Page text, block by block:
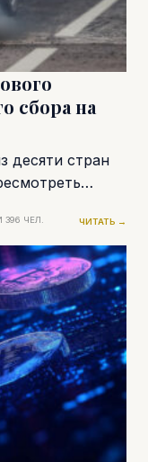
сбора на
десяти стран
396 ЧЕЛ. ЧИТАТЬ →